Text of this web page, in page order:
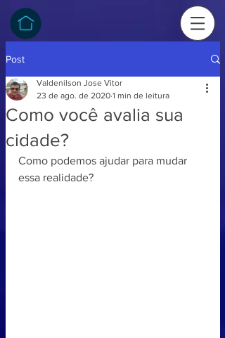
Post
Como você avalia sua
cidade?
Valdenilson Jose Vitor
23 de ago. de 2020 1 min de leitura
Como podemos ajudar para mudar
essa realidade?